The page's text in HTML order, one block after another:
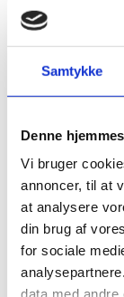
Samtykke
Denne
Vi bruger
annoncer, til at
at analysere
din brug af
for sociale
data med andre